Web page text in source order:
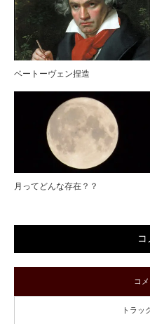
ベートーヴェン捏造
月ってどんな存在？？
コ
コ
トラッ